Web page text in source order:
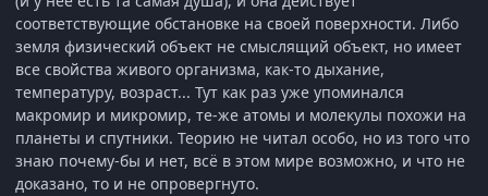
соответствующие обстановке на своей поверхности. Либо
земля физический объект не смыслящий объект, но имеет
все свойства живого организма, как-то дыхание,
температуру, возраст... Тут как раз уже упоминался
макромир и микромир, те-же атомы и молекулы похожи на
планеты и спутники. Теорию не читал особо, но из того что
знаю почему-бы и нет, всё в этом мире возможно, и что не
доказано, то и не опровергнуто.